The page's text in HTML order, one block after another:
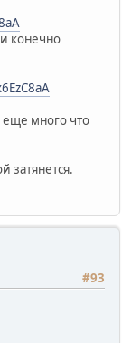
конечно
еще много что
затянется.
#93